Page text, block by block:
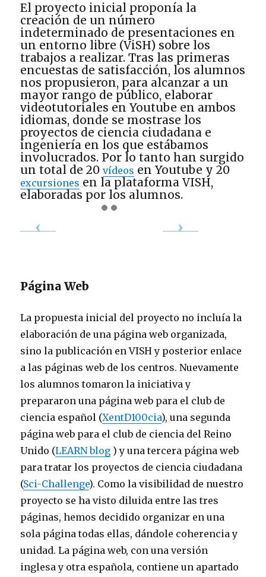
El proyecto inicial proponía la
creación de un número
indeterminado de presentaciones en
un entorno libre (ViSH) sobre los
trabajos a realizar. Tras las primeras
encuestas de satisfacción, los alumnos
nos propusieron, para alcanzar a un
mayor rango de público, elaborar
videotutoriales en Youtube en ambos
idiomas, donde se mostrase los
proyectos de ciencia ciudadana e
ingeniería en los que estábamos
involucrados. Por lo tanto han surgido
un total de 20vídeos en Youtube y 20
excursiones en la plataforma VISH,
elaboradas por los alumnos.
Página Web
La propuesta inicial del proyecto no incluía la
elaboración de una página web organizada,
sino la publicación en VISH y posterior enlace
a las páginas web de los centros. Nuevamente
los alumnos tomaron la iniciativa y
prepararon una página web para el club de
ciencia español (XentD100cia), una segunda
página web para el club de ciencia del Reino
Unido (LEARN blog ) y una tercera página web
para tratar los proyectos de ciencia ciudadana
(Sci-Challenge). Como la visibilidad de nuestro
proyecto se ha visto diluida entre las tres
páginas, hemos decidido organizar en una
sola página todas ellas, dándole coherencia y
unidad. La página web, con una versión
inglesa y otra española, contiene un apartado